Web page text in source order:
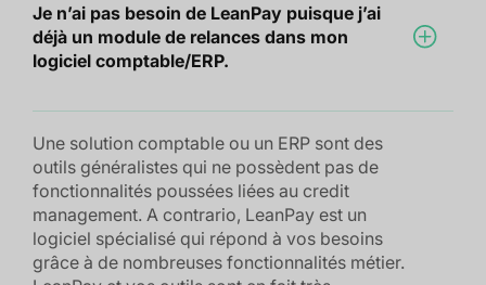
Je n’ai pas besoin de LeanPay puisque j’ai
déjà un module de relances dans mon
logiciel comptable/ERP.
Une solution comptable ou un ERP sont des
outils généralistes qui ne possèdent pas de
fonctionnalités poussées liées au credit
management. A contrario, LeanPay est un
logiciel spécialisé qui répond à vos besoins
grâce à de nombreuses fonctionnalités métier.